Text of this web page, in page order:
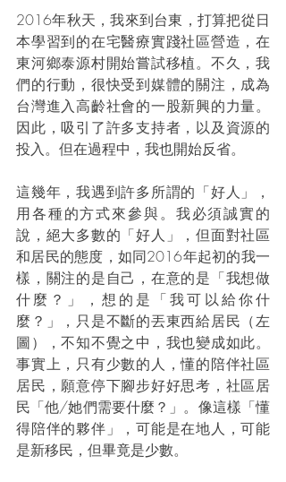
2016年秋天，我來到台東，打算把從日
本學習到的在宅醫療實踐社區營造，在
東河鄉泰源村開始嘗試移植。不久，我
們的行動，很快受到媒體的關注，成為
台灣進入高齡社會的一股新興的力量。
因此，吸引了許多支持者，以及資源的
投入。但在過程中，我也開始反省。
這幾年，我遇到許多所謂的「好人」，
用各種的方式來參與。我必須誠實的
說，絕大多數的「好人」，但面對社區
和居民的態度，如同2016年起初的我一
樣，關注的是自己，在意的是「我想做
什麼？」，想的是「我可以給你什
麼？」，只是不斷的丟東西給居民（左
圖），不知不覺之中，我也變成如此。
事實上，只有少數的人，懂的陪伴社區
居民，願意停下腳步好好思考，社區居
民「他/她們需要什麼？」。像這樣「懂
得陪伴的夥伴」，可能是在地人，可能
是新移民，但畢竟是少數。